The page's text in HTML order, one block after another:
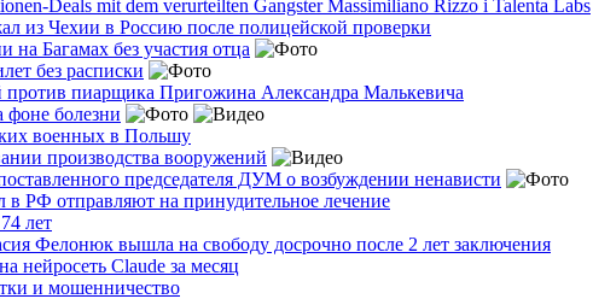
Deals mit dem verurteilten Gangster Massimiliano Rizzo і Talenta Labs
из Чехии в Россию после полицейской проверки
Багамах без участия отца
без расписки
пиарщика Пригожина Александра Малькевича
фоне болезни
военных в Польшу
производства вооружений
председателя ДУМ о возбуждении ненависти
в РФ отправляют на принудительное лечение
лет
Фелонюк вышла на свободу досрочно после 2 лет заключения
нейросеть Claude за месяц
и мошенничество